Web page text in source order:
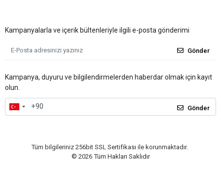
Kampanyalarla ve içerik bültenleriyle ilgili e-posta gönderimi
Gönder
Kampanya, duyuru ve bilgilendirmelerden haberdar olmak için kayıt
olun.
Gönder
Tüm bilgileriniz 256bit SSL Sertifikası ile korunmaktadır.
© 2026 Tüm Hakları Saklıdır